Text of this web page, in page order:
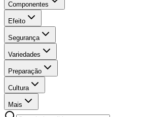
Componentes
Efeito
Segurança
Variedades
Preparação
Cultura
Mais